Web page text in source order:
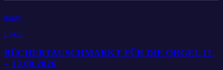
today
Lokal
BÜCHERTAUSCHMARKT FÜR DIE ORGEL 11.
– 13.08.2026